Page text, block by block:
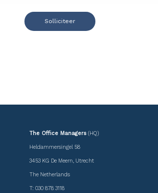
Solliciteer
The Office Managers (HQ)
Heldammersingel 58
3453 KG De Meern, Utrecht
The Netherlands
T: 030 878 3118